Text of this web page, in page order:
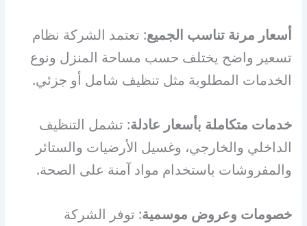
أسعار مرنة تناسب الجميع: تعتمد الشركة نظام
تسعير واضح يختلف حسب مساحة المنزل ونوع
الخدمات المطلوبة مثل تنظيف شامل أو جزئي.
خدمات متكاملة بأسعار عادلة: تشمل التنظيف
الداخلي والخارجي، وغسيل الأرضيات والستائر
والمفروشات باستخدام مواد آمنة على الصحة.
خصومات وعروض موسمية: توفر الشركة